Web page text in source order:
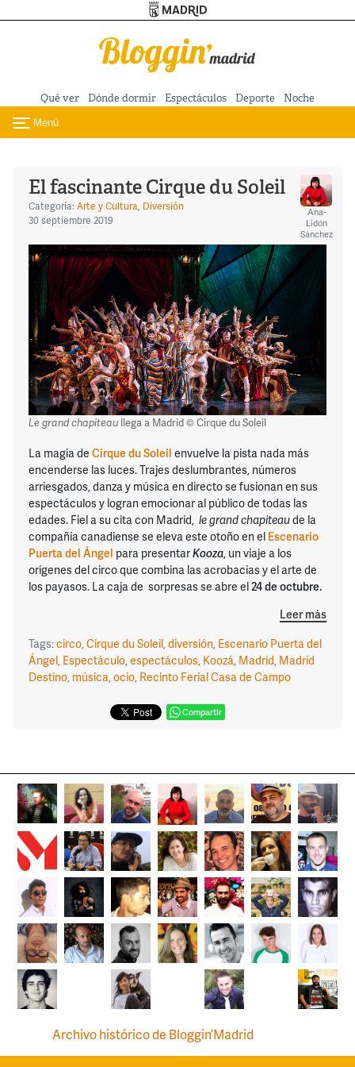
Pasar al contenido principal
Qué ver Dónde dormir Espectáculos Deporte Noche
Toggle navigation
Menú
El fascinante Cirque du Soleil
Categoría: Arte y Cultura, Diversión
30 septiembre 2019
Ana-
Lidón
Sánchez
Le grand chapiteau llega a Madrid © Cirque du Soleil
La magia de Cirque du Soleil envuelve la pista nada más
encenderse las luces. Trajes deslumbrantes, números
arriesgados, danza y música en directo se fusionan en sus
espectáculos y logran emocionar al público de todas las
edades. Fiel a su cita con Madrid, le grand chapiteaude la
compañía canadiense se eleva este otoño en el Escenario
Puerta del Ángel para presentarKooza, un viaje a los
orígenes del circo que combina las acrobacias y el arte de
los payasos. La caja de sorpresas se abre el24 de octubre.
Leer más
Tags:circo,Cirque du Soleil,diversión, Escenario Puerta del
Ángel, Espectáculo,espectáculos, Koozá, Madrid, Madrid
Destino, música,ocio, Recinto Ferial Casa de Campo
Compartir
Archivo histórico de Bloggin’Madrid